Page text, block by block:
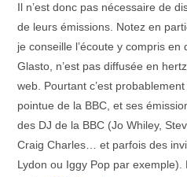
Il n’est donc pas nécessaire de
de leurs émissions. Notez en
je conseille l’écoute y compris
Glasto, n’est pas diffusée en
web. Pourtant c’est
pointue de la BBC, et ses
des DJ de la BBC (Jo Whiley,
Craig Charles… et parfois des
Lydon ou Iggy Pop par